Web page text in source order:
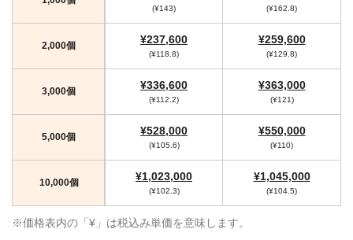
(¥143) (¥162.8)
2,000個 ¥237,600
(¥118.8)
¥259,600
(¥129.8)
3,000個 ¥336,600
(¥112.2)
¥363,000
(¥121)
5,000個 ¥528,000
(¥105.6)
¥550,000
(¥110)
10,000個 ¥1,023,000
(¥102.3)
¥1,045,000
(¥104.5)
※価格表内の「¥」は税込み単価を意味します。